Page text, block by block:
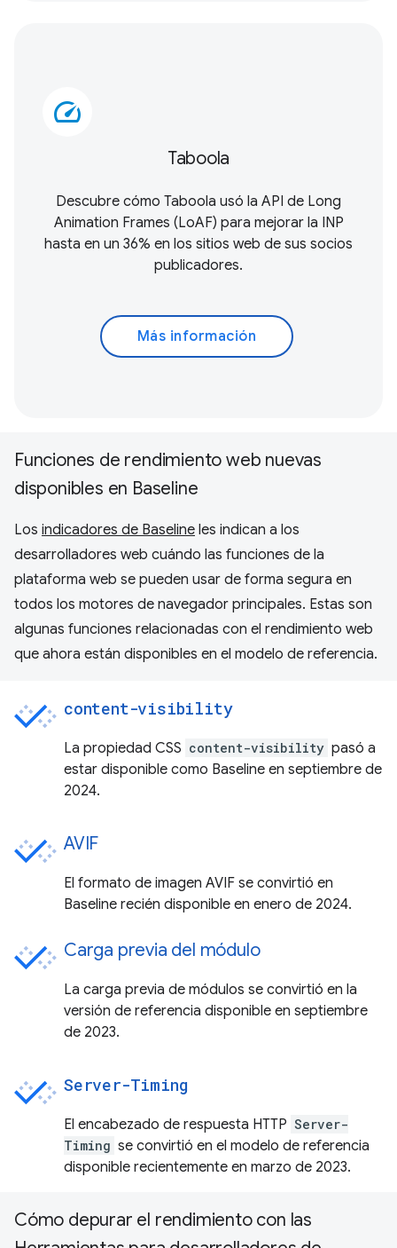
speed
Taboola
Descubre cómo Taboola usó la API de Long
Animation Frames (LoAF) para mejorar la INP
hasta en un 36% en los sitios web de sus socios
publicadores.
Más información
Funciones de rendimiento web nuevas
disponibles en Baseline
Los indicadores de Baseline les indican a los
desarrolladores web cuándo las funciones de la
plataforma web se pueden usar de forma segura en
todos los motores de navegador principales. Estas son
algunas funciones relacionadas con el rendimiento web
que ahora están disponibles en el modelo de referencia.
content-visibility
La propiedad CSS content-visibility pasó a
estar disponible como Baseline en septiembre de
2024.
AVIF
El formato de imagen AVIF se convirtió en
Baseline recién disponible en enero de 2024.
Carga previa del módulo
La carga previa de módulos se convirtió en la
versión de referencia disponible en septiembre
de 2023.
Server-Timing
El encabezado de respuesta HTTP Server-
Timing se convirtió en el modelo de referencia
disponible recientemente en marzo de 2023.
Cómo depurar el rendimiento con las